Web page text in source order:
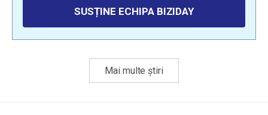
SUSȚINE ECHIPA BIZIDAY
Mai multe știri